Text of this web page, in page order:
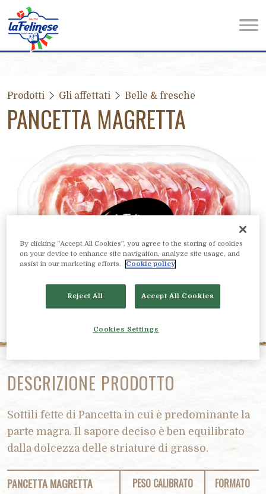
Prodotti Gli affettati Belle & fresche
PANCETTA MAGRETTA
DESCRIZIONE PRODOTTO
Sottili fette di Pancetta in cui è predominante la
parte magra. Il sapore deciso è ben equilibrato
dalla dolcezza delle striature di grasso.
PANCETTA MAGRETTA PESO CALIBRATO FORMATO
By clicking “Accept All Cookies”, you agree to the storing of cookies
on your device to enhance site navigation, analyze site usage, and
assist in our marketing efforts.
Cookie policy
Reject All Accept All Cookies
Cookies Settings